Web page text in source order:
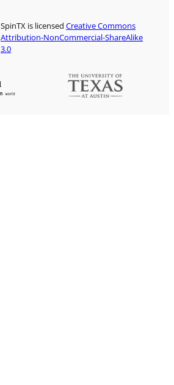
SpinTX is licensedCreative Commons
Attribution-NonCommercial-ShareAlike
3.0